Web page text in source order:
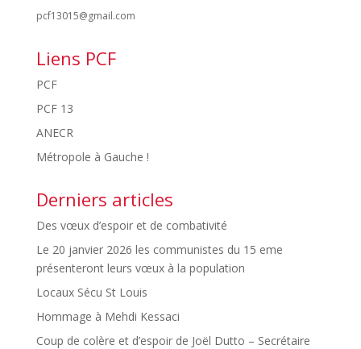
pcf13015@gmail.com
Liens PCF
PCF
PCF 13
ANECR
Métropole à Gauche !
Derniers articles
Des vœux d’espoir et de combativité
Le 20 janvier 2026 les communistes du 15 eme
présenteront leurs vœux à la population
Locaux Sécu St Louis
Hommage à Mehdi Kessaci
Coup de colère et d’espoir de Joël Dutto – Secrétaire